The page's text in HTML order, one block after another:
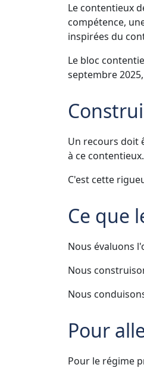
Le contentieux
compétence,
inspirées du
Le bloc
septembre
Un recours doit
à ce contentieux.
C'est cette
Ce que
Nous évaluons
Nous
Nous
Pour
Pour le régime